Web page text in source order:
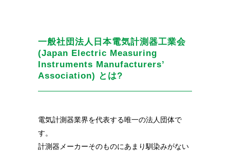
一般社団法人日本電気計測器工業会
(Japan Electric Measuring
Instruments Manufacturers’
Association) とは?
電気計測器業界を代表する唯一の法人団体で
す。
計測器メーカーそのものにあまり馴染みがない